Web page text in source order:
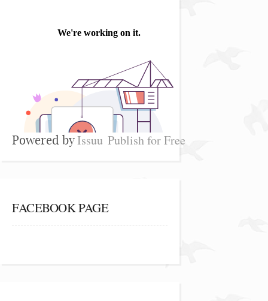
Powered byIssuu Publish for Free
FACEBOOK PAGE